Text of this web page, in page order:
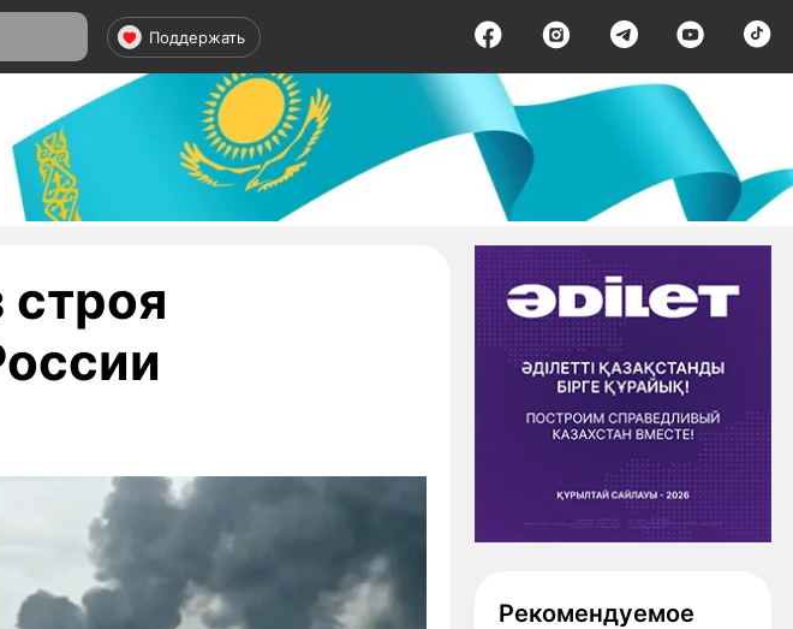
Поддержать
строя
Рекомендуемое